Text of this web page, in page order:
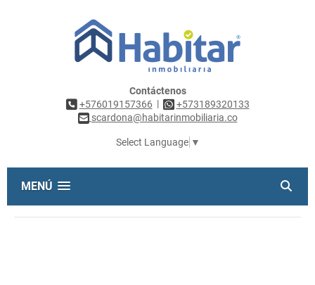
Contáctenos
+576019157366 |
+573189320133
scardona@habitarinmobiliaria.co
Select Language ▼
MENÚ